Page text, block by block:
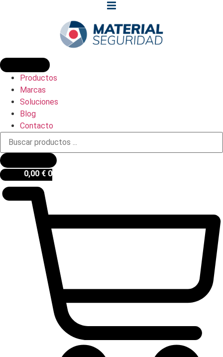
Productos
Marcas
Soluciones
Blog
Contacto
Búsqueda
productos
0,00 € 0